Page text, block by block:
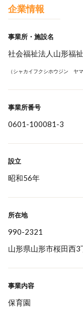
企業情報
事業所・施設名
社会福祉法人山形福
（シャカイフクシホウジン ヤ
事業所番号
0601-100081-3
設立
昭和56年
所在地
990-2321
山形県山形市桜田西
事業内容
保育園